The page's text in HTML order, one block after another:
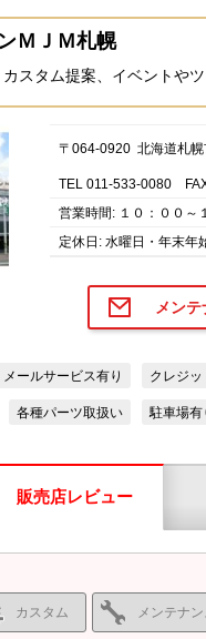
ＭＪＭ札幌
スタム提案、イベントや
〒064-0920 北海道札幌
TEL 011-533-0080
営業時間: １０：００～
定休日: 水曜日・年末年
メン
メールサービス有り クレジ
各種パーツ取扱い 駐車場有
販売店レビュー
カスタム メンテナ